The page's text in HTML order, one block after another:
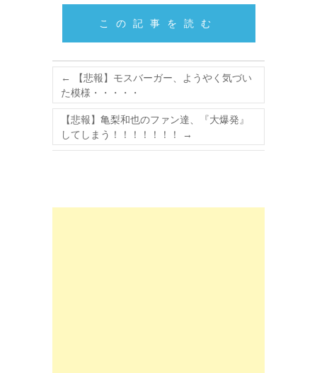
この記事を読む
←
【悲報】モスバーガー、ようやく気づい
た模様・・・・・
【悲報】亀梨和也のファン達、『大爆発』
してしまう！！！！！！！
→